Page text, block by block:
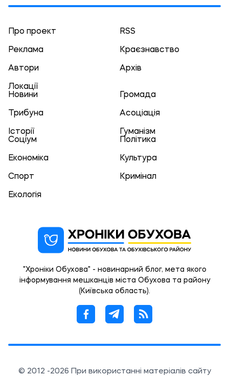
Про проект RSS
Реклама Краєзнавство
Автори Архів
Локації
Новини
Громада
Трибуна Асоціація
Історії
Гуманізм
Соціум
Політика
Економіка Культура
Спорт Кримінал
Екологія
"Хроніки Обухова" - новинарний блог, мета якого
інформування мешканців міста Обухова та району
(Київська область).
© 2012 -2026 При використанні матеріалів сайту